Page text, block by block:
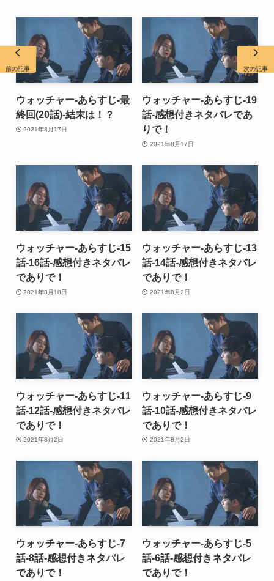
ウォッチャー-あらすじ-最
終回(20話)-結末は！？
2021年8月17日
ウォッチャー-あらすじ-19
話-感想付きネタバレであ
りで！
2021年8月17日
ウォッチャー-あらすじ-15
話-16話-感想付きネタバレ
でありで！
2021年8月10日
ウォッチャー-あらすじ-13
話-14話-感想付きネタバレ
でありで！
2021年8月2日
ウォッチャー-あらすじ-11
話-12話-感想付きネタバレ
でありで！
2021年8月2日
ウォッチャー-あらすじ-9
話-10話-感想付きネタバレ
でありで！
2021年8月2日
ウォッチャー-あらすじ-7
話-8話-感想付きネタバレ
でありで！
ウォッチャー-あらすじ-5
話-6話-感想付きネタバレ
でありで！
前の記事 次の記事